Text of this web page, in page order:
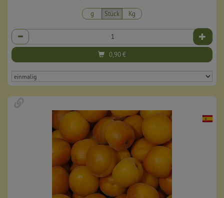
g Stück Kg
Anzahl
0,90€